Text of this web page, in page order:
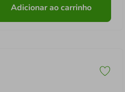
Adicionar ao carrinho